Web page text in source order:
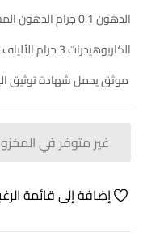
الدهون 0.1 جرام
الدهون
الكاربوهيدرات 3 جرام
الألياف 4.9 جرام
موثق يحمل شهادة توثيق
غير متوفر في
إضافة إلى قائمة